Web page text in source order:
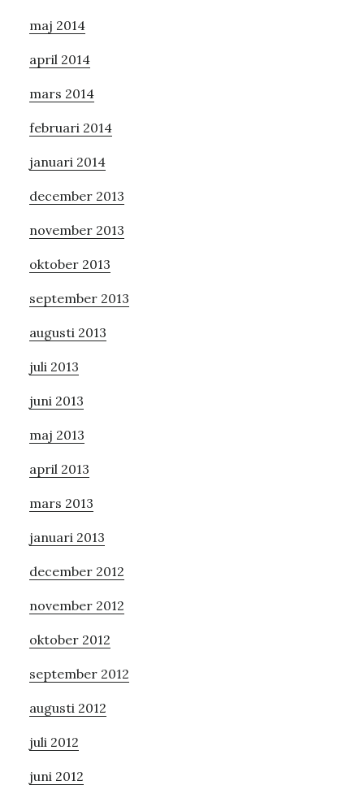
maj 2014
april 2014
mars 2014
februari 2014
januari 2014
december 2013
november 2013
oktober 2013
september 2013
augusti 2013
juli 2013
juni 2013
maj 2013
april 2013
mars 2013
januari 2013
december 2012
november 2012
oktober 2012
september 2012
augusti 2012
juli 2012
juni 2012